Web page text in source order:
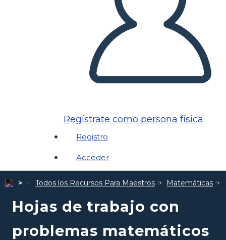
Regístrate como persona física
Registro
Acceder
Todos los Recursos Para Maestros Matemáticas
Hojas de trabajo con
problemas matemáticos